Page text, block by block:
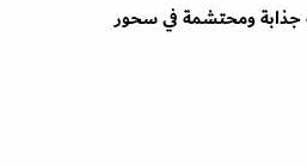
جذابة ومحتشمة في سحور